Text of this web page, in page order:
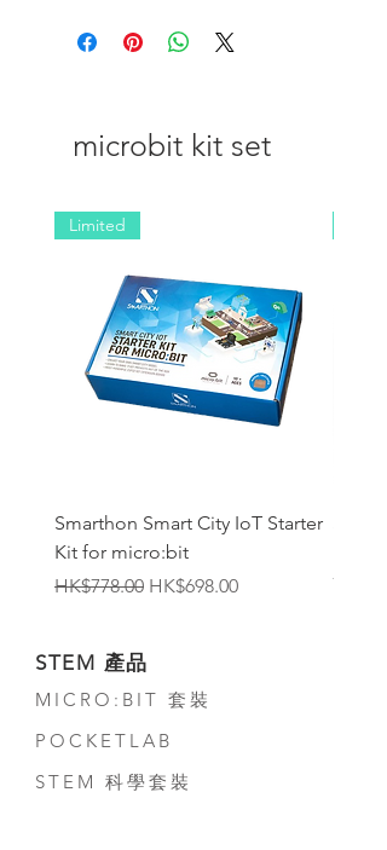
microbit kit set
Limited
Smarthon Smart City IoT Starter
Kit for micro:bit
一般價格
HK$778.00 促銷價格
HK$698.00
無庫存
STEM 產品
MICRO:BIT 套裝
POCKETLAB
STEM 科學套裝